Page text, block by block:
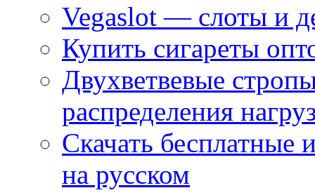
Vegaslot — слоты и
Купить сигареты
Двухветвевые
распределения
Скачать
на русском